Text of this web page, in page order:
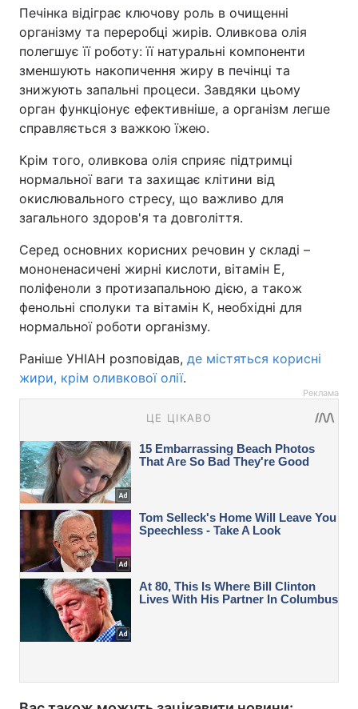
Печінка відіграє ключову роль в очищенні
організму та переробці жирів. Оливкова олія
полегшує її роботу: її натуральні компоненти
зменшують накопичення жиру в печінці та
знижують запальні процеси. Завдяки цьому
орган функціонує ефективніше, а організм легше
справляється з важкою їжею.
Крім того, оливкова олія сприяє підтримці
нормальної ваги та захищає клітини від
окислювального стресу, що важливо для
загального здоров'я та довголіття.
Серед основних корисних речовин у складі –
мононенасичені жирні кислоти, вітамін Е,
поліфеноли з протизапальною дією, а також
фенольні сполуки та вітамін К, необхідні для
нормальної роботи організму.
Раніше УНІАН розповідав, де містяться корисні
жири, крім оливкової олії.
Реклама